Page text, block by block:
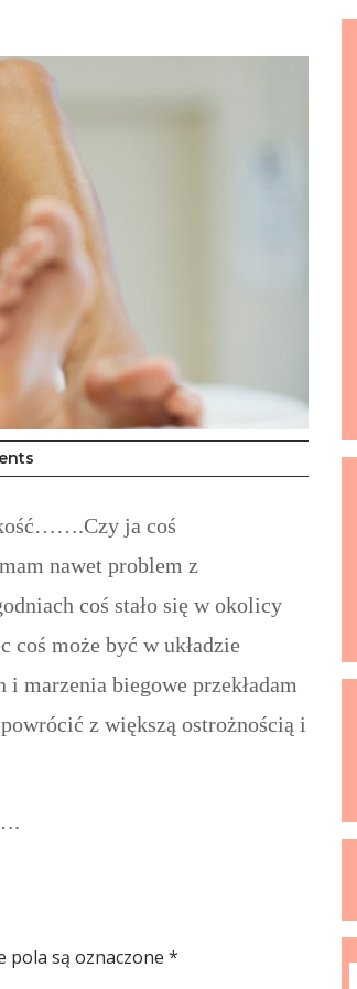
ja coś
nawet problem z
coś stało się w okolicy
coś może być w układzie
marzenia biegowe przekładam
z większą ostrożnością i
pola są oznaczone *